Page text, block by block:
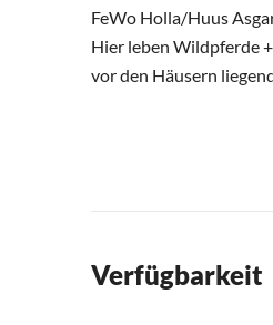
FeWo Holla/Huus
Hier leben Wildpferde
vor den Häusern
Verfügbarkeit